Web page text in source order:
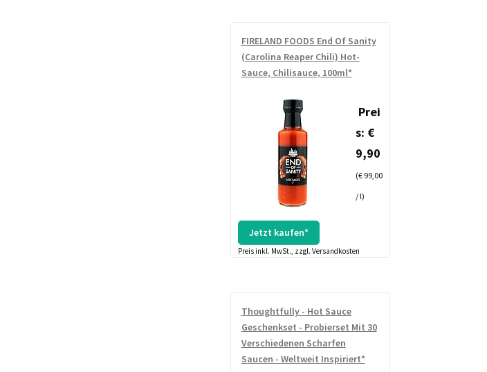
FIRELAND FOODS End Of Sanity
(Carolina Reaper Chili) Hot-
Sauce, Chilisauce, 100ml*
Prei
s: €
9,90
(€ 99,00
/ l)
Jetzt kaufen*
Preis inkl. MwSt., zzgl. Versandkosten
Thoughtfully - Hot Sauce
Geschenkset - Probierset Mit 30
Verschiedenen Scharfen
Saucen - Weltweit Inspiriert*